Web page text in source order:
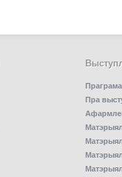
Праграма
Пра